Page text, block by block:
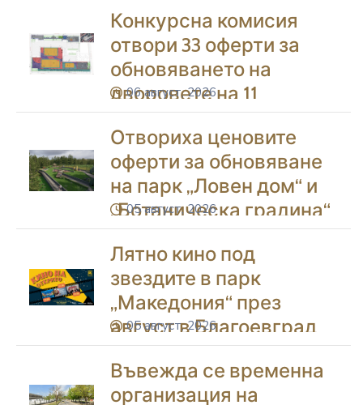
Конкурсна комисия
отвори 33 оферти за
обновяването на
дворовете на 11
училища в Благоевград
icon
06 август, 2026
Отвориха ценовите
оферти за обновяване
на парк „Ловен дом“ и
„Ботаническа градина“
в Благоевград
icon
05 август, 2026
Лятно кино под
звездите в парк
„Македония“ през
август в Благоевград
icon
05 август, 2026
Въвежда се временна
организация на